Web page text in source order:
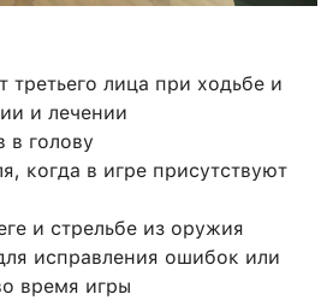
лица при ходьбе и
и лечении
в голову
когда в игре присутствуют
и стрельбе из оружия
исправления ошибок или
время игры